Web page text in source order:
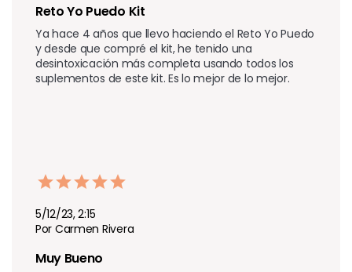
Reto Yo Puedo Kit
Ya hace 4 años que llevo haciendo el Reto Yo Puedo
y desde que compré el kit, he tenido una
desintoxicación más completa usando todos los
suplementos de este kit. Es lo mejor de lo mejor.
5/12/23, 2:15
Por Carmen Rivera
Muy Bueno